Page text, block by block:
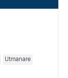
Utmanare